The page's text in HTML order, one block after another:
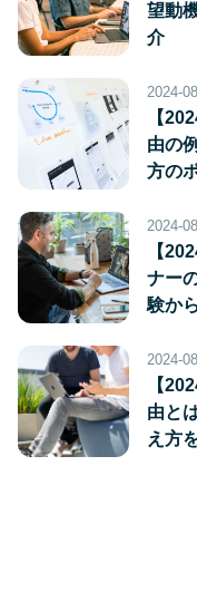
望動
介
2024-
【
由の
方の
2024-
【
ナー
験か
2024-
【
由と
え方